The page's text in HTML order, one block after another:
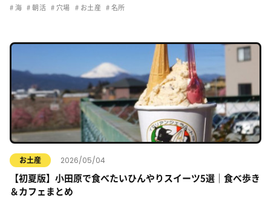
海 朝活 穴場 お土産 名所
お土産 2026/05/04
【初夏版】小田原で食べたいひんやりスイーツ5選｜食べ歩き
＆カフェまとめ